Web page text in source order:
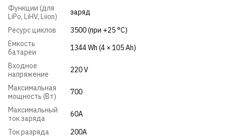
Функции (для
LiPo, LiHV, Liion)
заряд
Ресурс циклов
3500 (при +25 °C)
Емкость
батареи
1344 Wh (4 × 105 Ah)
Входное
напряжение
220 V
Максимальная
мощность (Вт)
700
Максимальный
ток заряда
60А
Ток разряда
200А